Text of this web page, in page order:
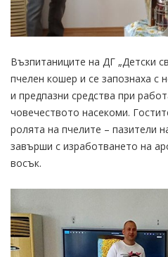
Възпитаниците на ДГ „Детски
пчелен кошер и се запознаха с
и предпазни средства при
човечеството насекоми.
ролята на пчелите – пазители
завърши с изработването на
восък.